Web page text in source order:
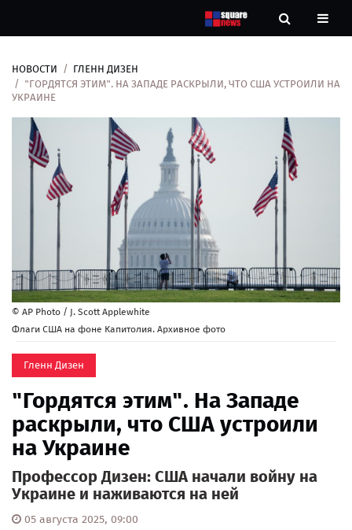
Новости
Рубрики
Контакты
НОВОСТИ
ГЛЕНН ДИЗЕН
"ГОРДЯТСЯ ЭТИМ". НА ЗАПАДЕ РАСКРЫЛИ, ЧТО США УСТРОИЛИ НА
УКРАИНЕ
© AP Photo / J. Scott Applewhite
Флаги США на фоне Капитолия. Архивное фото
Гленн Дизен
"Гордятся этим". На Западе
раскрыли, что США устроили
на Украине
Профессор Дизен: США начали войну на
Украине и наживаются на ней
05 августа 2025, 09:00